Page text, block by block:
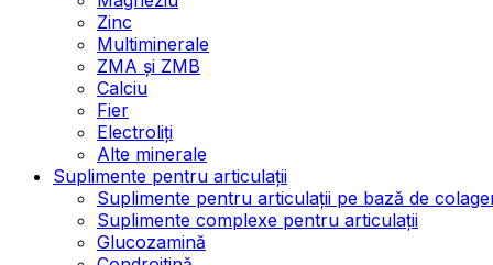
Zinc
Multiminerale
ZMA și ZMB
Calciu
Fier
Electroliți
Alte minerale
Suplimente pentru articulații
Suplimente pentru articulații pe bază de
Suplimente complexe pentru articulații
Glucozamină